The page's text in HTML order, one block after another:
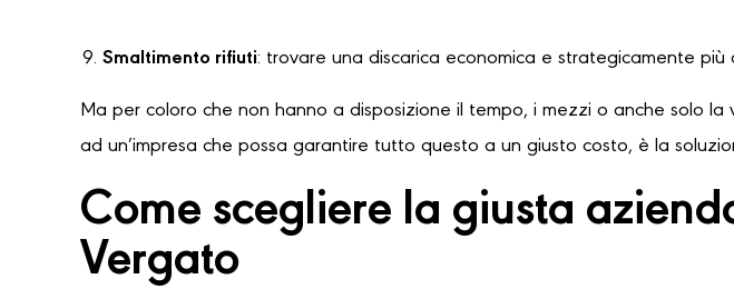
Smaltimento rifiuti: trovare una discarica economica e strategicamente
Ma per coloro che non hanno a disposizione il tempo, i mezzi o anche solo
ad un’impresa che possa garantire tutto questo a un giusto costo, è la
Come scegliere la giusta
Vergato